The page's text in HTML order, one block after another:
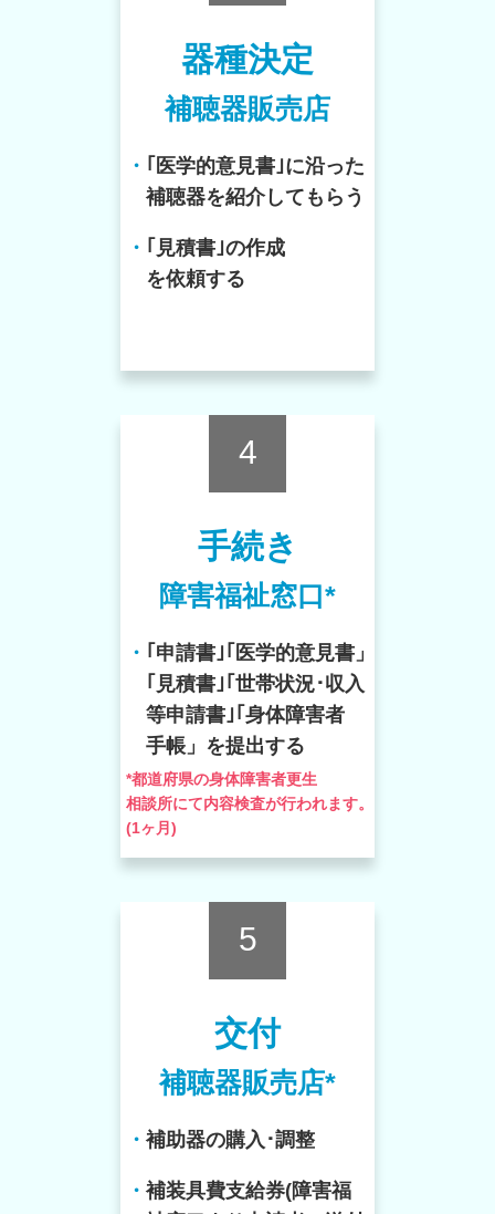
器種決定
補聴器販売店
・ ｢医学的意見書｣に沿った
補聴器を紹介してもらう
・ ｢見積書｣の作成
を依頼する
4
手続き
障害福祉窓口*
・ ｢申請書｣｢医学的意見書」
｢見積書｣｢世帯状況･収入
等申請書｣｢身体障害者
手帳」を提出する
*都道府県の身体障害者更生
相談所にて内容検査が行われます。
(1ヶ月)
5
交付
補聴器販売店*
・ 補助器の購入･調整
・ 補装具費支給券(障害福